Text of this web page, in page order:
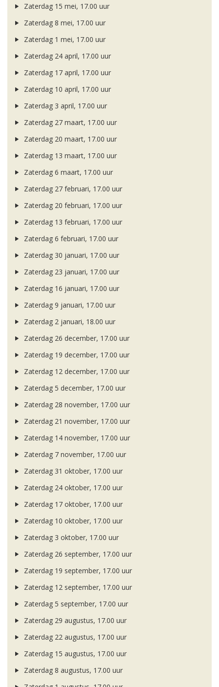
Zaterdag 15 mei, 17.00 uur
Zaterdag 8 mei, 17.00 uur
Zaterdag 1 mei, 17.00 uur
Zaterdag 24 april, 17.00 uur
Zaterdag 17 april, 17.00 uur
Zaterdag 10 april, 17.00 uur
Zaterdag 3 april, 17.00 uur
Zaterdag 27 maart, 17.00 uur
Zaterdag 20 maart, 17.00 uur
Zaterdag 13 maart, 17.00 uur
Zaterdag 6 maart, 17.00 uur
Zaterdag 27 februari, 17.00 uur
Zaterdag 20 februari, 17.00 uur
Zaterdag 13 februari, 17.00 uur
Zaterdag 6 februari, 17.00 uur
Zaterdag 30 januari, 17.00 uur
Zaterdag 23 januari, 17.00 uur
Zaterdag 16 januari, 17.00 uur
Zaterdag 9 januari, 17.00 uur
Zaterdag 2 januari, 18.00 uur
Zaterdag 26 december, 17.00 uur
Zaterdag 19 december, 17.00 uur
Zaterdag 12 december, 17.00 uur
Zaterdag 5 december, 17.00 uur
Zaterdag 28 november, 17.00 uur
Zaterdag 21 november, 17.00 uur
Zaterdag 14 november, 17.00 uur
Zaterdag 7 november, 17.00 uur
Zaterdag 31 oktober, 17.00 uur
Zaterdag 24 oktober, 17.00 uur
Zaterdag 17 oktober, 17.00 uur
Zaterdag 10 oktober, 17.00 uur
Zaterdag 3 oktober, 17.00 uur
Zaterdag 26 september, 17.00 uur
Zaterdag 19 september, 17.00 uur
Zaterdag 12 september, 17.00 uur
Zaterdag 5 september, 17.00 uur
Zaterdag 29 augustus, 17.00 uur
Zaterdag 22 augustus, 17.00 uur
Zaterdag 15 augustus, 17.00 uur
Zaterdag 8 augustus, 17.00 uur